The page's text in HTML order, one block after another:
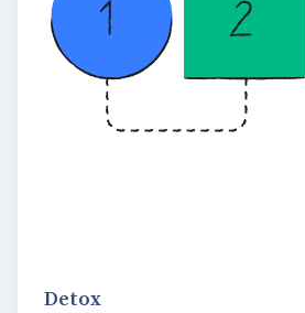
Detox